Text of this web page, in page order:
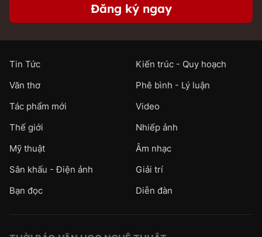
Đăng ký ngay
Tin Tức
Kiến trúc - Quy hoạch
Văn thơ
Phê bình - Lý luận
Tác phẩm mới
Video
Thế giới
Nhiếp ảnh
Mỹ thuật
Âm nhạc
Sân khấu - Điện ảnh
Giải trí
Bạn đọc
Diễn đàn